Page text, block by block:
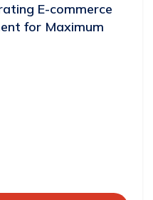
E-commerce
for Maximum